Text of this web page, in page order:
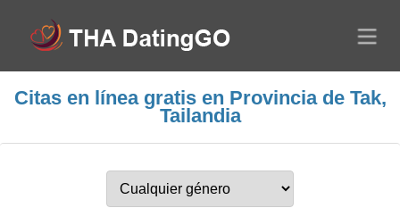
Citas en línea gratis en Provincia de Tak,
Tailandia